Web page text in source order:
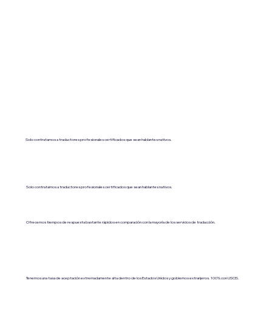
Solo contratamos a traductores profesionales certificados que sean hablantes nativos.
Solo contratamos a traductores profesionales certificados que sean hablantes nativos.
Ofrecemos tiempos de respuesta bastante rápidos en comparación con la mayoría de los servicios de traducción.
Tenemos una tasa de aceptación extremadamente alta dentro de los Estados Unidos y gobiernos extranjeros. 100% con USCIS.